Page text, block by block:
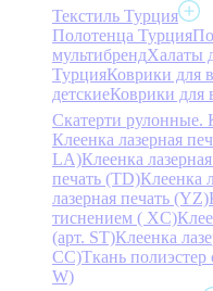
Текстиль Турция
Полотенца Турция
мультибрендХалаты
ТурцияКоврики для
детскиеКоврики для
Скатерти рулонные.
Клеенка лазерная
LA)Клеенка
печать (TD)Клеенка
лазерная печать (YZ)
тиснением ( XC)
(арт. ST)Клеенка
CC)Ткань
W)